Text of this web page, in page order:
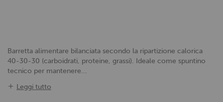
Barretta alimentare bilanciata secondo la ripartizione calorica
40-30-30 (carboidrati, proteine, grassi). Ideale come spuntino
tecnico per mantenere...
Leggi tutto